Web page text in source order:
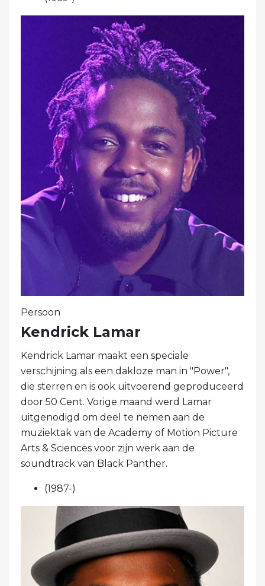
Persoon
Kendrick Lamar
Kendrick Lamar maakt een speciale
verschijning als een dakloze man in "Power",
die sterren en is ook uitvoerend geproduceerd
door 50 Cent. Vorige maand werd Lamar
uitgenodigd om deel te nemen aan de
muziektak van de Academy of Motion Picture
Arts & Sciences voor zijn werk aan de
soundtrack van Black Panther.
(1987-)